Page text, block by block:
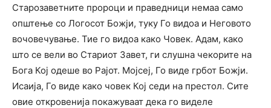
Старозаветните пророци и праведници немаа само
општење со Логосот Божји, туку Го видоа и Неговото
вочовечување. Тие го видоа како Човек. Адам, како
што се вели во Стариот Завет, ги слушна чекорите на
Бога Кој одеше во Рајот. Мојсеј, Го виде грбот Божји.
Исаија, Го виде како човек Кој седи на престол. Сите
овие откровенија покажуваат дека го виделе